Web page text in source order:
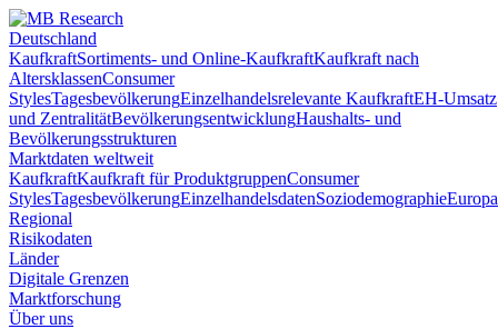
Deutschland
KaufkraftSortiments- und Online-KaufkraftKaufkraft nach
AltersklassenConsumer
StylesTagesbevölkerungEinzelhandelsrelevante KaufkraftEH-Umsatz
und ZentralitätBevölkerungsentwicklungHaushalts- und
Bevölkerungsstrukturen
Marktdaten weltweit
KaufkraftKaufkraft für ProduktgruppenConsumer
StylesTagesbevölkerungEinzelhandelsdatenSoziodemographieEuropa
Regional
Risikodaten
Länder
Digitale Grenzen
Marktforschung
Über uns